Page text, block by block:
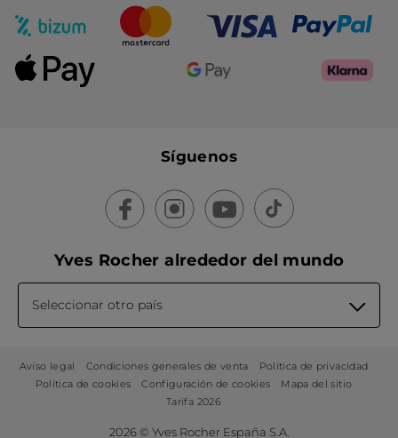
Síguenos
Yves Rocher alrededor del mundo
Seleccionar otro país
Aviso legal Condiciones generales de venta
Política de privacidad
Política de cookies
Configuración de cookies
Mapa del sitio
Tarifa 2026
2026 © Yves Rocher España S.A.